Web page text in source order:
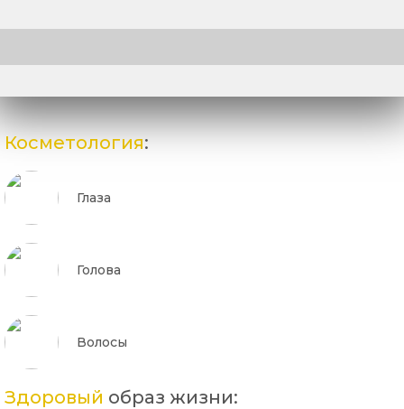
Косметология:
Глаза
Голова
Волосы
Здоровый образ жизни: